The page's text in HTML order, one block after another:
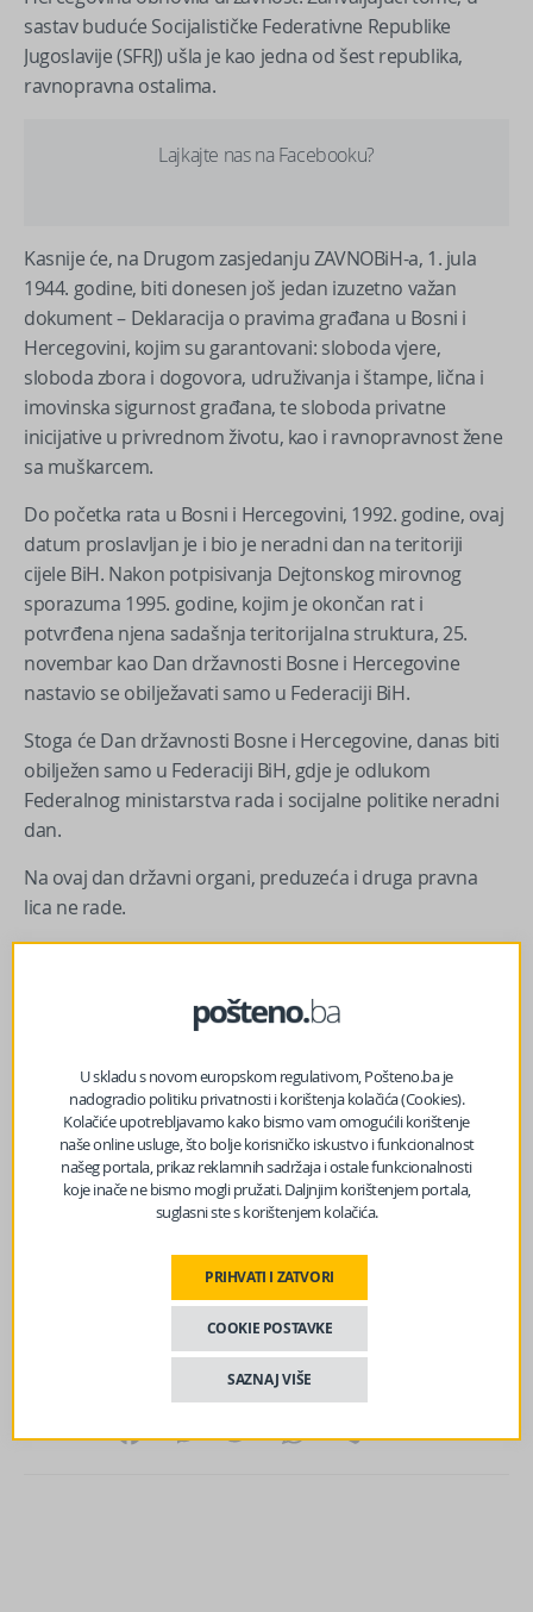
sastav buduće Socijalističke Federativne Republike
Jugoslavije (SFRJ) ušla je kao jedna od šest republika,
ravnopravna ostalima.
Lajkajte nas na Facebooku?
Kasnije će, na Drugom zasjedanju ZAVNOBiH-a, 1. jula
1944. godine, biti donesen još jedan izuzetno važan
dokument – Deklaracija o pravima građana u Bosni i
Hercegovini, kojim su garantovani: sloboda vjere,
sloboda zbora i dogovora, udruživanja i štampe, lična i
imovinska sigurnost građana, te sloboda privatne
inicijative u privrednom životu, kao i ravnopravnost žene
sa muškarcem.
Do početka rata u Bosni i Hercegovini, 1992. godine, ovaj
datum proslavljan je i bio je neradni dan na teritoriji
cijele BiH. Nakon potpisivanja Dejtonskog mirovnog
sporazuma 1995. godine, kojim je okončan rat i
potvrđena njena sadašnja teritorijalna struktura, 25.
novembar kao Dan državnosti Bosne i Hercegovine
nastavio se obilježavati samo u Federaciji BiH.
Stoga će Dan državnosti Bosne i Hercegovine, danas biti
obilježen samo u Federaciji BiH, gdje je odlukom
Federalnog ministarstva rada i socijalne politike neradni
dan.
Na ovaj dan državni organi, preduzeća i druga pravna
lica ne rade.
Sarajevu i drugim gradovima u FBiH povodom Dana
Dan državnosti će u Federaciji BiH biti obilježen nizom
manifestacija, a brojne delegacije položiće cvijeće na
spomen-obilježjima iz prethodna dva rata.
Povodom Dana državnosti Bosne i Hercegovine, članovi
Predsjedništva BiH Željko Komšić i Denis Bećirović
organizuju Svečani prijem u sarajevskoj Vijećnici, piše
FacebookMessenger
TwitterWhatsApp
Viber Email
U skladu s novom europskom regulativom, Pošteno.ba je
nadogradio politiku privatnosti i korištenja kolačića (Cookies).
Kolačiće upotrebljavamo kako bismo vam omogućili korištenje
naše online usluge, što bolje korisničko iskustvo i funkcionalnost
našeg portala, prikaz reklamnih sadržaja i ostale funkcionalnosti
koje inače ne bismo mogli pružati. Daljnjim korištenjem portala,
suglasni ste s korištenjem kolačića.
PRIHVATI I ZATVORI
COOKIE POSTAVKE
SAZNAJ VIŠE